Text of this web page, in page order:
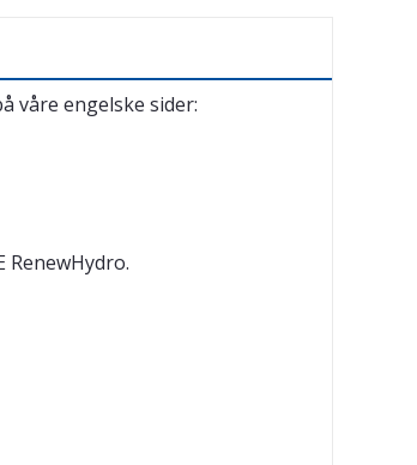
våre engelske sider:
RenewHydro.